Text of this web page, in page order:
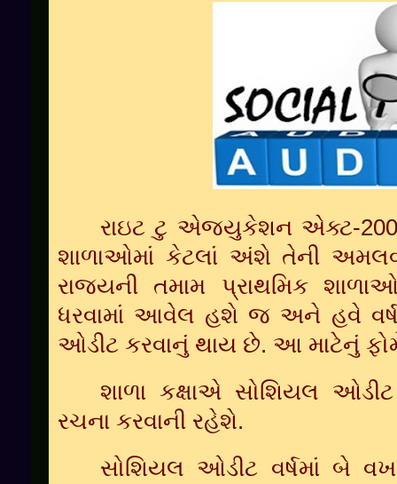
રાઇટ ટુ એજ્યુકેશન એક્ટ-
શાળાઓમાં કેટલાં અંશે તેની
રાજ્યની
તમામ પ્રાથમિક
ધરવામાં આવેલ હશે જ અને હવે
ઓડીટ કરવાનું થાય છે. આ માટેનું
શાળા કક્ષાએ સોશિયલ
ઓડીટ
રચના કરવાની રહેશે.
સોશિયલ ઓડીટ વર્ષમાં બે